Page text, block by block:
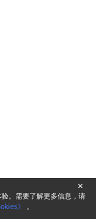
。需要了解更多信息，请
》 。
×